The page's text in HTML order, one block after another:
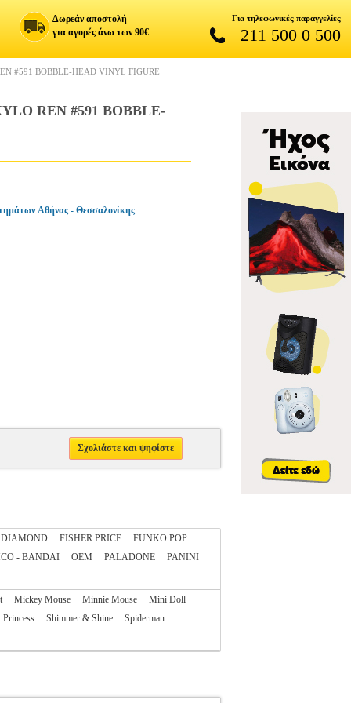
Δωρεάν αποστολή
για αγορές άνω των 90€
Για τηλεφωνικές παραγγελίες
211 500 0 500
#591 BOBBLE-HEAD VINYL FIGURE
REN #591 BOBBLE-
Αθήνας - Θεσσαλονίκης
Σχολιάστε και ψηφίστε
DIAMOND FISHER PRICE
FUNKO POP
- BANDAI OEM PALADONE
PANINI
Mickey Mouse Minnie Mouse
Mini Doll
Princess Shimmer & Shine
Spiderman